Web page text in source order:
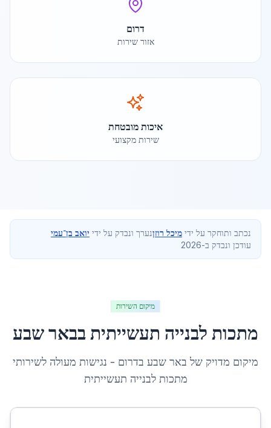
דרום
אזור שירות
איכות מובטחת
שירות מקצועי
נכתב ותוחקר על ידי מיכל רוזןנערך ונבדק על ידי יואב בן־עמי
עודכן ונבדק ב-2026
מיקום השירות
מתכות לבנייה תעשייתית בבאר שבע
מיקום מדויק של באר שבע בדרום - נגישות מעולה לשירותי
מתכות לבנייה תעשייתית